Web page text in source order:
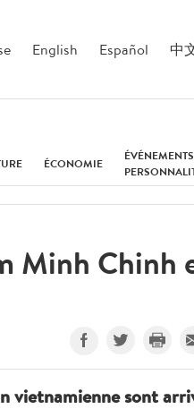
English Español 中
ÉCONOMIE
Minh Chinh
vietnamienne sont